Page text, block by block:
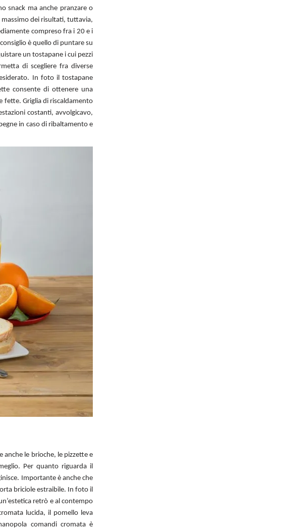
snack ma anche pranzare o
dei risultati, tuttavia,
compreso fra i 20 e i
è quello di puntare su
un tostapane i cui pezzi
di scegliere fra diverse
In foto il tostapane
consente di ottenere una
fette. Griglia di riscaldamento
costanti, avvolgicavo,
in caso di ribaltamento e
anche le brioche, le pizzette e
Per quanto riguarda il
Importante è anche che
briciole estraibile. In foto il
retrò e al contempo
lucida, il pomello leva
comandi cromata è